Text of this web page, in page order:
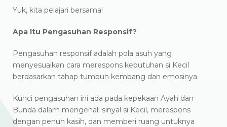
Yuk, kita pelajari bersama!
Apa Itu Pengasuhan Responsif?
Pengasuhan responsif adalah pola asuh yang
menyesuaikan cara merespons kebutuhan si Kecil
berdasarkan tahap tumbuh kembang dan emosinya.
Kunci pengasuhan ini ada pada kepekaan Ayah dan
Bunda dalam mengenali sinyal si Kecil, merespons
dengan penuh kasih, dan memberi ruang untuknya